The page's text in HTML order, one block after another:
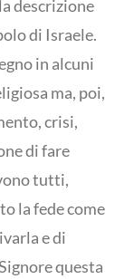
descrizione
di Israele.
in alcuni
ma, poi,
crisi,
di fare
tutti,
la fede come
e di
questa